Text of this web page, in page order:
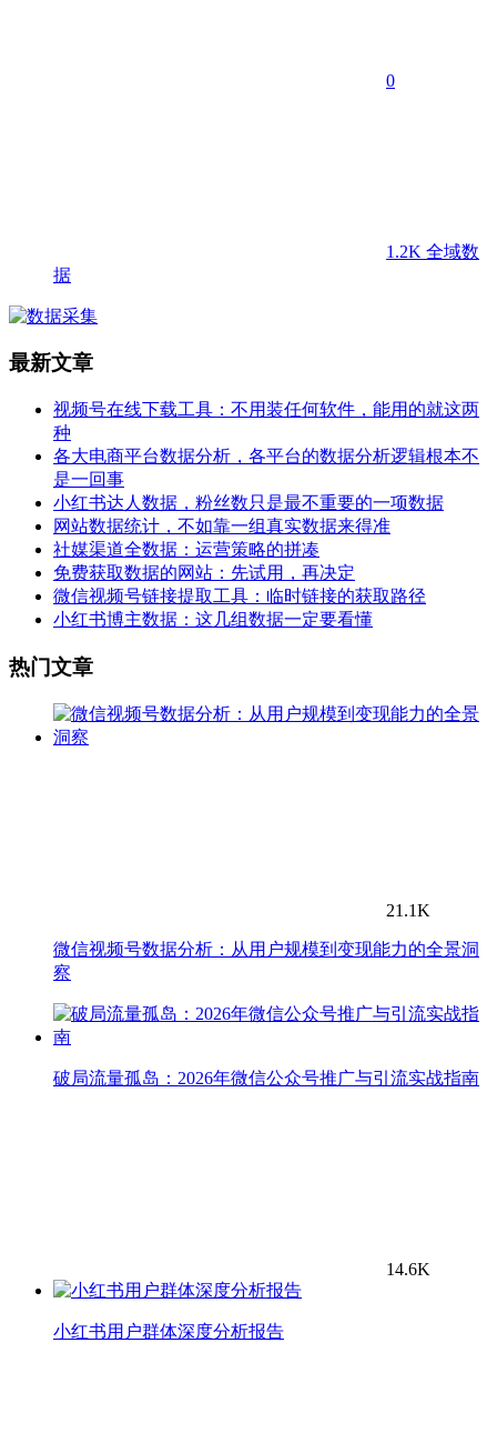
0
1.2K 全域数
据
最新文章
视频号在线下载工具：不用装任何软件，能用的就这两
种
各大电商平台数据分析，各平台的数据分析逻辑根本不
是一回事
小红书达人数据，粉丝数只是最不重要的一项数据
网站数据统计，不如靠一组真实数据来得准
社媒渠道全数据：运营策略的拼凑
免费获取数据的网站：先试用，再决定
微信视频号链接提取工具：临时链接的获取路径
小红书博主数据：这几组数据一定要看懂
热门文章
21.1K
微信视频号数据分析：从用户规模到变现能力的全景洞
察
破局流量孤岛：2026年微信公众号推广与引流实战指南
14.6K
小红书用户群体深度分析报告